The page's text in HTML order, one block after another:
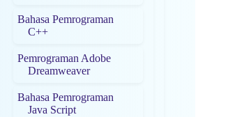
Bahasa Pemrograman
C++
Pemrograman Adobe
Dreamweaver
Bahasa Pemrograman
Java Script